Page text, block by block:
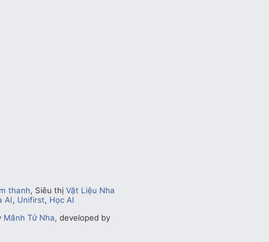
thanh, Siêu thị Vật Liệu Nha
AI, Unifirst, Học AI
Mãnh Tử Nha, developed by